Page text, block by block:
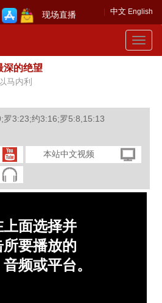
中文 English
现场直播
Toggle
深的绝望
马内利
3:23;约3:16;罗5:8,15:13
本站中文视频